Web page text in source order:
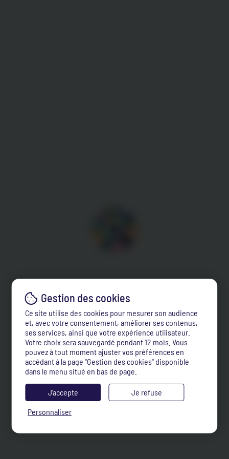
Ce site utilise des cookies pour mesurer son audience
et, avec votre consentement, améliorer ses contenus,
ses services, ainsi que votre expérience utilisateur.
Votre choix sera sauvegardé pendant 12 mois. Vous
pouvez à tout moment ajuster vos préférences en
accédant à la page "Gestion des cookies" disponible
dans le menu situé en bas de page.
J’accepte
Je refuse
Personnaliser